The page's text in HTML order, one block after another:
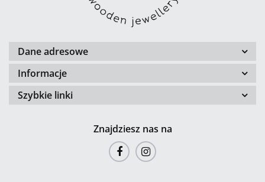
Dane adresowe
Informacje
Szybkie linki
Znajdziesz nas na